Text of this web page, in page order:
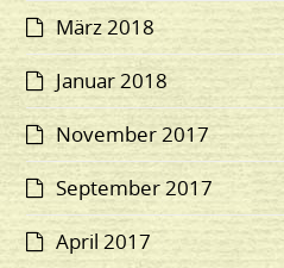
März 2018
Januar 2018
November 2017
September 2017
April 2017